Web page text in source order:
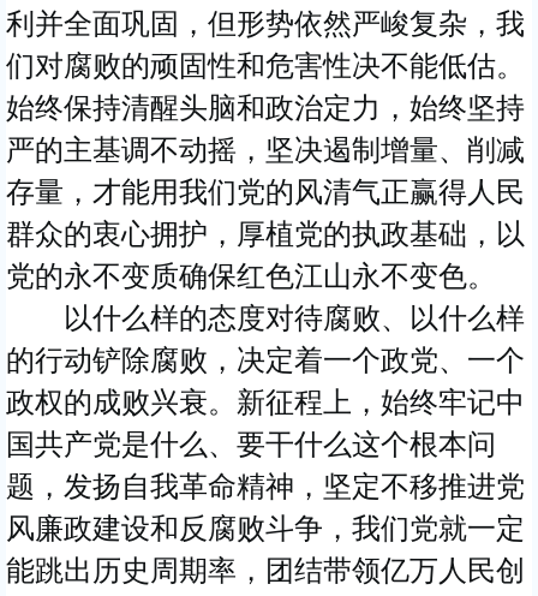
利并全面巩固，但形势依然严峻复杂，我
们对腐败的顽固性和危害性决不能低估。
始终保持清醒头脑和政治定力，始终坚持
严的主基调不动摇，坚决遏制增量、削减
存量，才能用我们党的风清气正赢得人民
群众的衷心拥护，厚植党的执政基础，以
党的永不变质确保红色江山永不变色。
以什么样的态度对待腐败、以什么样
的行动铲除腐败，决定着一个政党、一个
政权的成败兴衰。新征程上，始终牢记中
国共产党是什么、要干什么这个根本问
题，发扬自我革命精神，坚定不移推进党
风廉政建设和反腐败斗争，我们党就一定
能跳出历史周期率，团结带领亿万人民创